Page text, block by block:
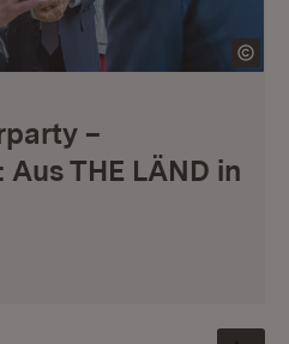
–
THE LÄND in